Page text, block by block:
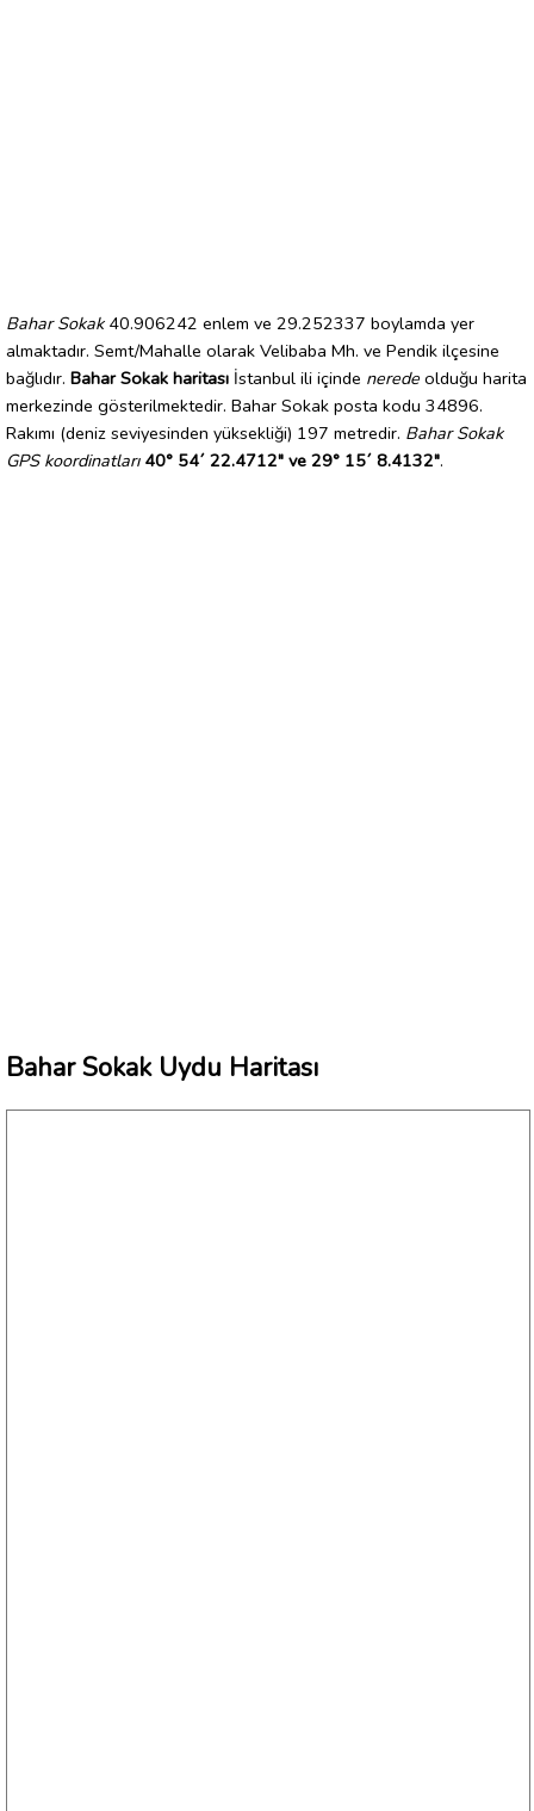
Bahar Sokak40.906242 enlem ve 29.252337 boylamda yer
almaktadır. Semt/Mahalle olarak Velibaba Mh. ve Pendik ilçesine
bağlıdır. Bahar Sokak haritası İstanbul ili içinde nerede olduğu harita
merkezinde gösterilmektedir. Bahar Sokak posta kodu 34896.
Rakımı (deniz seviyesinden yüksekliği) 197 metredir. Bahar Sokak
GPS koordinatları 40° 54´ 22.4712" ve 29° 15´ 8.4132".
Bahar Sokak Uydu Haritası